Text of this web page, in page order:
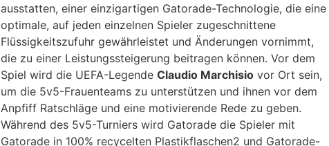
ausstatten, einer einzigartigen Gatorade-Technologie, die eine
optimale, auf jeden einzelnen Spieler zugeschnittene
Flüssigkeitszufuhr gewährleistet und Änderungen vornimmt,
die zu einer Leistungssteigerung beitragen können. Vor dem
Spiel wird die UEFA-Legende Claudio Marchisio vor Ort sein,
um die 5v5-Frauenteams zu unterstützen und ihnen vor dem
Anpfiff Ratschläge und eine motivierende Rede zu geben.
Während des 5v5-Turniers wird Gatorade die Spieler mit
Gatorade in 100% recycelten Plastikflaschen2 und Gatorade-